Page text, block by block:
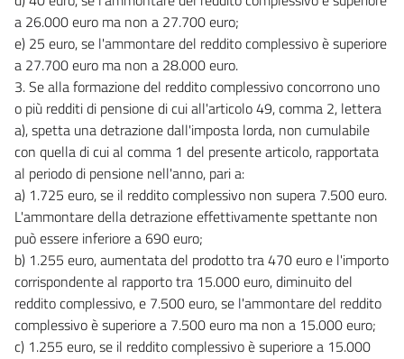
a 26.000 euro ma non a 27.700 euro;
e) 25 euro, se l'ammontare del reddito complessivo è superiore
a 27.700 euro ma non a 28.000 euro.
3. Se alla formazione del reddito complessivo concorrono uno
o più redditi di pensione di cui all'articolo 49, comma 2, lettera
a), spetta una detrazione dall'imposta lorda, non cumulabile
con quella di cui al comma 1 del presente articolo, rapportata
al periodo di pensione nell'anno, pari a:
a) 1.725 euro, se il reddito complessivo non supera 7.500 euro.
L'ammontare della detrazione effettivamente spettante non
può essere inferiore a 690 euro;
b) 1.255 euro, aumentata del prodotto tra 470 euro e l'importo
corrispondente al rapporto tra 15.000 euro, diminuito del
reddito complessivo, e 7.500 euro, se l'ammontare del reddito
complessivo è superiore a 7.500 euro ma non a 15.000 euro;
c) 1.255 euro, se il reddito complessivo è superiore a 15.000